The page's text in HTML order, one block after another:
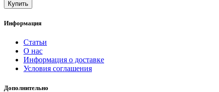
Информация
Статьи
О нас
Информация о доставке
Условия соглашения
Дополнительно